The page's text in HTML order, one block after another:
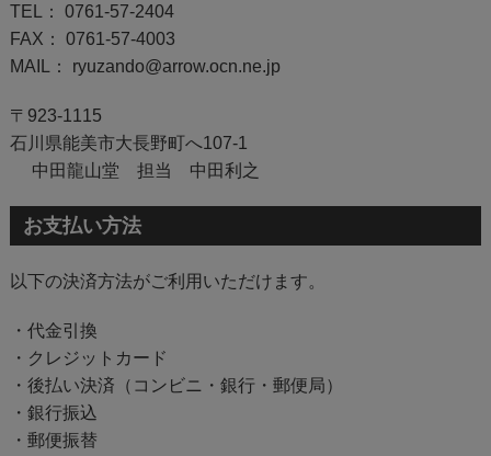
TEL： 0761-57-2404
FAX： 0761-57-4003
MAIL： ryuzando@arrow.ocn.ne.jp
〒923-1115
石川県能美市大長野町へ107-1
中田龍山堂 担当 中田利之
お支払い方法
以下の決済方法がご利用いただけます。
・代金引換
・クレジットカード
・後払い決済（コンビニ・銀行・郵便局）
・銀行振込
・郵便振替